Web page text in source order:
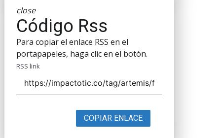
close
Código Rss
Para copiar el enlace RSS en el
portapapeles, haga clic en el botón.
RSS link
COPIAR ENLACE